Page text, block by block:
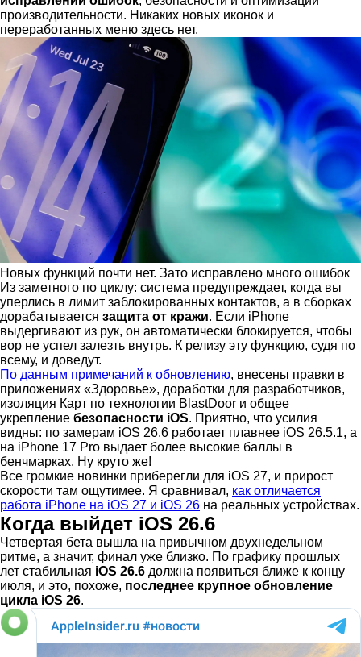
производительности. Никаких новых иконок и
переработанных меню здесь нет.
Новых функций почти нет. Зато исправлено много ошибок
Из заметного по циклу: система предупреждает, когда вы
уперлись в лимит заблокированных контактов, а в сборках
дорабатывается защита от кражи. Если iPhone
выдергивают из рук, он автоматически блокируется, чтобы
вор не успел залезть внутрь. К релизу эту функцию, судя по
всему, и доведут.
По данным примечаний к обновлению, внесены правки в
приложениях «Здоровье», доработки для разработчиков,
изоляция Карт по технологии BlastDoor и общее
укрепление безопасности iOS. Приятно, что усилия
видны: по замерам iOS 26.6 работает плавнее iOS 26.5.1, а
на iPhone 17 Pro выдает более высокие баллы в
бенчмарках. Ну круто же!
Все громкие новинки приберегли для iOS 27, и прирост
скорости там ощутимее. Я сравнивал, как отличается
работа iPhone на iOS 27 и iOS 26 на реальных устройствах.
Когда выйдет iOS 26.6
Четвертая бета вышла на привычном двухнедельном
ритме, а значит, финал уже близко. По графику прошлых
лет стабильная iOS 26.6 должна появиться ближе к концу
июля, и это, похоже, последнее крупное обновление
цикла iOS 26.